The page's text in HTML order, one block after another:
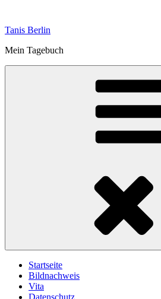
springen
Tanis Berlin
Mein Tagebuch
Startseite
Bildnachweis
Vita
Datenschutz